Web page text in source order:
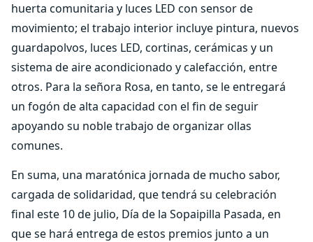
huerta comunitaria y luces LED con sensor de
movimiento; el trabajo interior incluye pintura, nuevos
guardapolvos, luces LED, cortinas, cerámicas y un
sistema de aire acondicionado y calefacción, entre
otros. Para la señora Rosa, en tanto, se le entregará
un fogón de alta capacidad con el fin de seguir
apoyando su noble trabajo de organizar ollas
comunes.
En suma, una maratónica jornada de mucho sabor,
cargada de solidaridad, que tendrá su celebración
final este 10 de julio, Día de la Sopaipilla Pasada, en
que se hará entrega de estos premios junto a un